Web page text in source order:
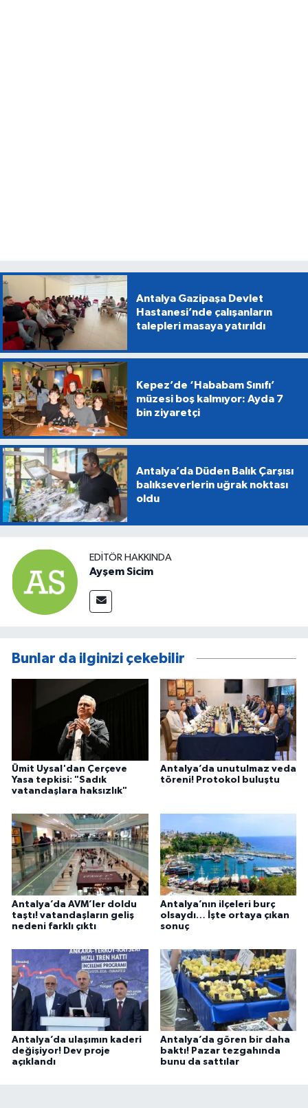
Antalya Gazipaşa Devlet
Hastanesi’nde çalışanların
talepleri masaya yatırıldı
Kepez’de ‘Hababam Sınıfı’
müzesi boş kalmıyor: Ayda 7
bin ziyaretçi
Antalya’da Düden Balık Çarşısı
balıkseverlerin uğrak noktası
oldu
EDITÖR HAKKINDA
Ayşem Sicim
Bunlar da ilginizi çekebilir
Ümit Uysal'dan Çerçeve
Yasa tepkisi: "Sadık
vatandaşlara haksızlık"
Antalya’da unutulmaz veda
töreni! Protokol buluştu
Antalya’da AVM’ler doldu
taştı! vatandaşların geliş
nedeni farklı çıktı
Antalya’nın ilçeleri burç
olsaydı… İşte ortaya çıkan
sonuç
Antalya’da ulaşımın kaderi
değişiyor! Dev proje
açıklandı
Antalya’da gören bir daha
baktı! Pazar tezgahında
bunu da sattılar